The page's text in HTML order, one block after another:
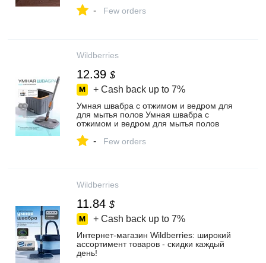
- Few orders
Wildberries
12.39 $
+ Cash back up to 7%
Умная швабра с отжимом и ведром для
для мытья полов Умная швабра с
отжимом и ведром для мытья полов
интернет‑магазине Wildberries
- Few orders
Wildberries
11.84 $
+ Cash back up to 7%
Интернет‑магазин Wildberries: широкий
ассортимент товаров - скидки каждый
день!